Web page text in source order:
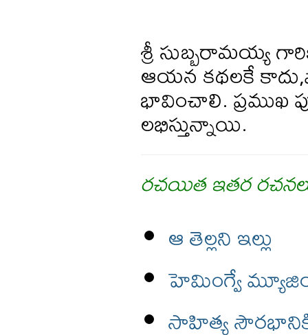
శ్రీ సుబ్బరామయ్య
ఆయన కథలకే
భావించాలి. ప్రముఖ
లభిస్తున్నాయి.
రచయిత ఇతర
ఆ తెల్లని ఇల్లు
హెమింగ్వే
సాహిత్య